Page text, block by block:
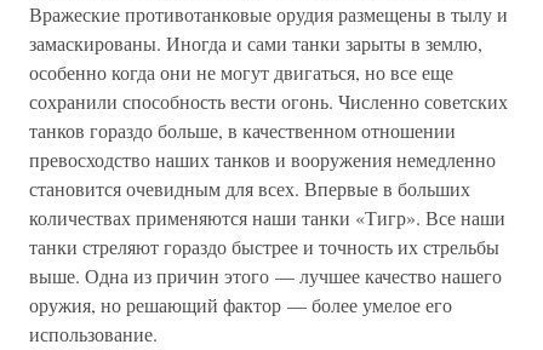
Вражеские противотанковые орудия размещены в тылу и
замаскированы. Иногда и сами танки зарыты в землю,
особенно когда они не могут двигаться, но все еще
сохранили способность вести огонь. Численно советских
танков гораздо больше, в качественном отношении
превосходство наших танков и вооружения немедленно
становится очевидным для всех. Впервые в больших
количествах применяются наши танки «Тигр». Все наши
танки стреляют гораздо быстрее и точность их стрельбы
выше. Одна из причин этого — лучшее качество нашего
оружия, но решающий фактор — более умелое его
использование.